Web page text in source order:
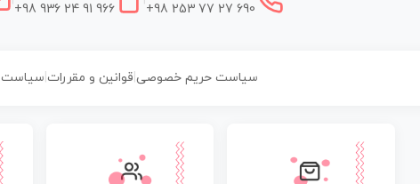
+98 253 77 27 690
+98 936 24 91 966
سیاست حریم خصوصی| قوانین و مقررات سیاست